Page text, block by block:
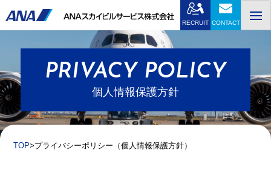
RECRUIT CONTACT
PRIVACY POLICY
個人情報保護方針
TOP プライバシーポリシー（個人情報保護方針）